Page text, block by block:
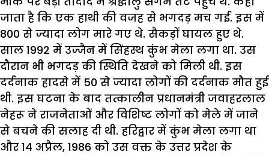
जाता है कि एक हाथी की वजह से भगदड़ मच गई. इस में
800 से ज्यादा लोग मारे गए थे. सैकड़ों घायल हुए थे.
साल 1992 में उज्जैन में सिंहस्थ कुंभ मेला लगा था. उस
दौरान भी भगदड़ की स्थिति देखने को मिली थी. इस
दर्दनाक हादसे में 50 से ज्यादा लोगों की दर्दनाक मौत हुई
थी. इस घटना के बाद तत्कालीन प्रधानमंत्री जवाहरलाल
नेहरू ने राजनेताओं और विशिष्ट लोगों को मेले में जाने
से बचने की सलाह दी थी. हरिद्वार में कुंभ मेला लगा था
और 14 अप्रैल, 1986 को उस वक्त के उत्तर प्रदेश के